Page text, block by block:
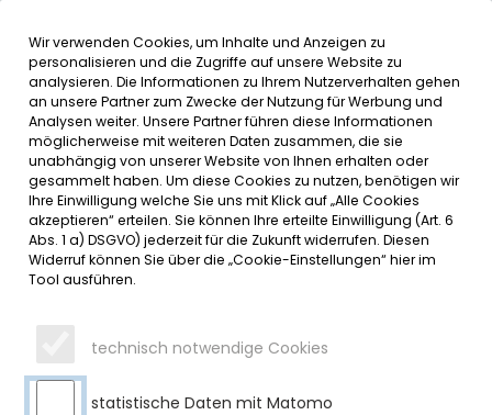
Inhalt der Seite anspringen
Informationen undMENÜ
SERVICE
HERZLICH WILLKOMMEN BEIM
MARKT SULZBERG
Mittwoch, 04.03.2026
Sulzberg willkommen heißen: Johanna Fischer und Elisa
Ritzenthaler haben ihren ersten Arbeitstag in der Funktion
als Tourismusfachkraft sowie in der Leitung der Kooperation
Allgäuer Seenland angetreten.
Wir verwenden Cookies, um Inhalte und Anzeigen zu
personalisieren und die Zugriffe auf unsere Website zu
analysieren. Die Informationen zu Ihrem Nutzerverhalten gehen
an unsere Partner zum Zwecke der Nutzung für Werbung und
Analysen weiter. Unsere Partner führen diese Informationen
möglicherweise mit weiteren Daten zusammen, die sie
unabhängig von unserer Website von Ihnen erhalten oder
gesammelt haben. Um diese Cookies zu nutzen, benötigen wir
Ihre Einwilligung welche Sie uns mit Klick auf „Alle Cookies
akzeptieren“ erteilen. Sie können Ihre erteilte Einwilligung (Art. 6
Abs. 1 a) DSGVO) jederzeit für die Zukunft widerrufen. Diesen
Widerruf können Sie über die „Cookie-Einstellungen“ hier im
Tool ausführen.
technisch notwendige Cookies
statistische Daten mit Matomo